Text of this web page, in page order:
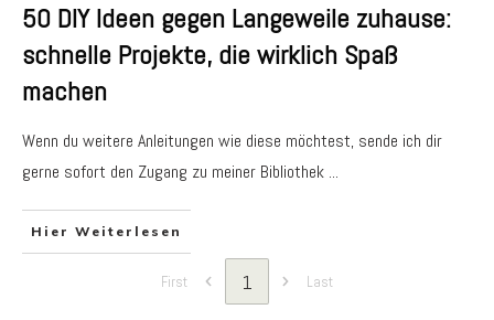
50 DIY Ideen gegen Langeweile zuhause:
schnelle Projekte, die wirklich Spaß
machen
Wenn du weitere Anleitungen wie diese möchtest, sende ich dir
gerne sofort den Zugang zu meiner Bibliothek ...
Hier Weiterlesen
First 1 Last